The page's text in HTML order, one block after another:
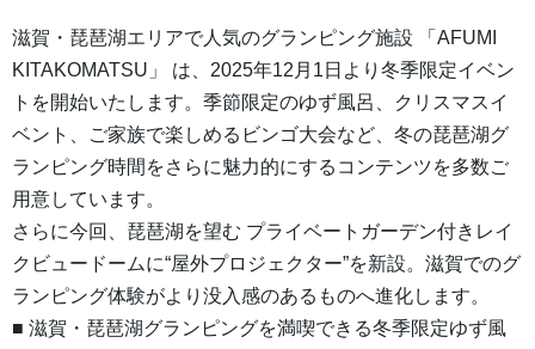
滋賀・琵琶湖エリアで人気のグランピング施設 「AFUMI
KITAKOMATSU」 は、2025年12月1日より冬季限定イベン
トを開始いたします。季節限定のゆず風呂、クリスマスイ
ベント、ご家族で楽しめるビンゴ大会など、冬の琵琶湖グ
ランピング時間をさらに魅力的にするコンテンツを多数ご
用意しています。
さらに今回、琵琶湖を望む プライベートガーデン付きレイ
クビュードームに“屋外プロジェクター”を新設。滋賀でのグ
ランピング体験がより没入感のあるものへ進化します。
■ 滋賀・琵琶湖グランピングを満喫できる冬季限定ゆず風